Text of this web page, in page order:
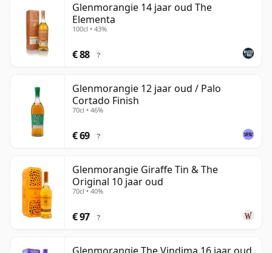
Glenmorangie 14 jaar oud The
Elementa
100cl • 43%
€ 88 ?
Glenmorangie 12 jaar oud / Palo
Cortado Finish
70cl • 46%
€ 69 ?
Glenmorangie Giraffe Tin & The
Original 10 jaar oud
70cl • 40%
€ 97 ?